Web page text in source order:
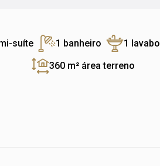
suíte 1 banheiro 1 lavabo
360 m² área terreno